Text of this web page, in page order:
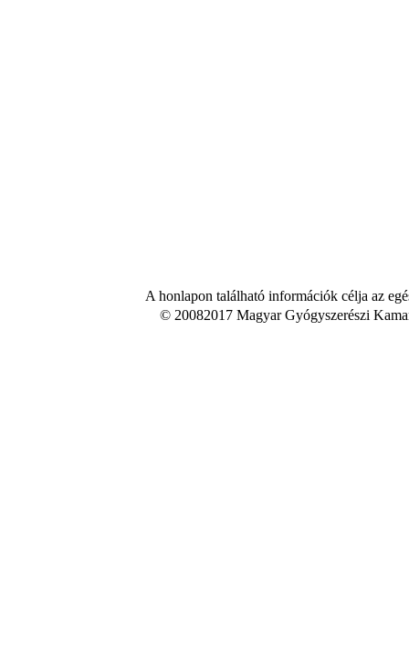
A honlapon található információk célja az
© 20082017 Magyar Gyógyszerészi